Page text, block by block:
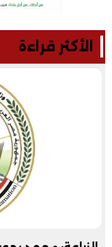
الأكثر قراءة